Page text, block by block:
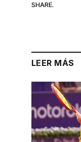
SHARE.
LEER MÁS